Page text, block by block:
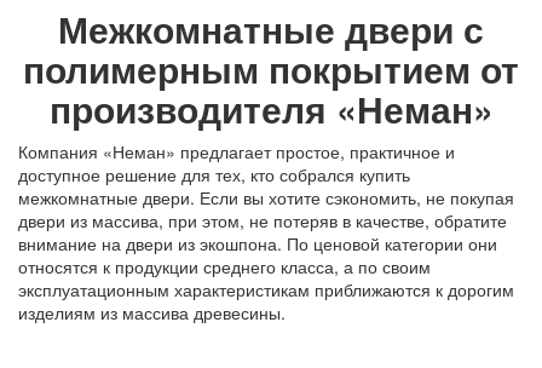
Межкомнатные двери с
полимерным покрытием от
производителя «Неман»
Компания «Неман» предлагает простое, практичное и
доступное решение для тех, кто собрался купить
межкомнатные двери. Если вы хотите сэкономить, не покупая
двери из массива, при этом, не потеряв в качестве, обратите
внимание на двери из экошпона. По ценовой категории они
относятся к продукции среднего класса, а по своим
эксплуатационным характеристикам приближаются к дорогим
изделиям из массива древесины.